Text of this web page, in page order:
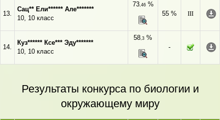
13.
Сац** Ели****** Але*******
10, 10 класс
73,46%
55 %
III
14.
Куз****** Ксе*** Эду*******
10, 10 класс
58,3 %
-
Результаты конкурса по биологии и
окружающему миру